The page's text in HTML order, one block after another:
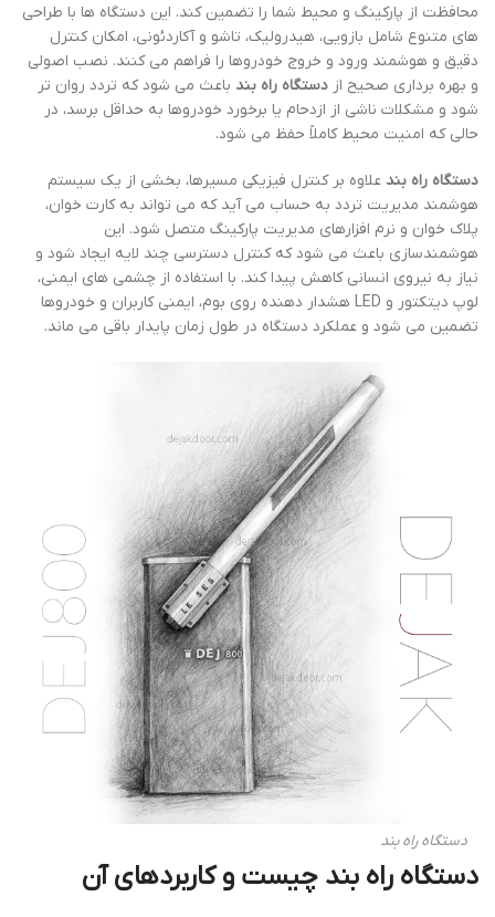
محافظت از پارکینگ و محیط شما را تضمین کند. این دستگاه ها با طراحی
های متنوع شامل بازویی، هیدرولیک، تاشو و آکاردئونی، امکان کنترل
دقیق و هوشمند ورود و خروج خودروها را فراهم می کنند. نصب اصولی
و بهره برداری صحیح از دستگاه راه بند باعث می شود که تردد روان تر
شود و مشکلات ناشی از ازدحام یا برخورد خودروها به حداقل برسد، در
حالی که امنیت محیط کاملاً حفظ می شود.
دستگاه راه بند علاوه بر کنترل فیزیکی مسیرها، بخشی از یک سیستم
هوشمند مدیریت تردد به حساب می آید که می تواند به کارت خوان،
پلاک خوان و نرم افزارهای مدیریت پارکینگ متصل شود. این
هوشمندسازی باعث می شود که کنترل دسترسی چند لایه ایجاد شود و
نیاز به نیروی انسانی کاهش پیدا کند. با استفاده از چشمی های ایمنی،
لوپ دیتکتور و LED هشدار دهنده روی بوم، ایمنی کاربران و خودروها
تضمین می شود و عملکرد دستگاه در طول زمان پایدار باقی می ماند.
دستگاه راه بند
دستگاه راه بند چیست و کاربردهای آن